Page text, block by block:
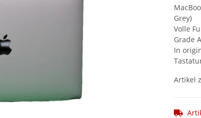
Grey)
Volle
Grade
In
Artikel